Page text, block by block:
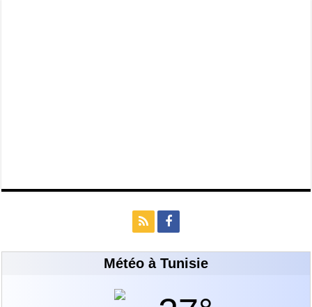
Météo à Tunisie